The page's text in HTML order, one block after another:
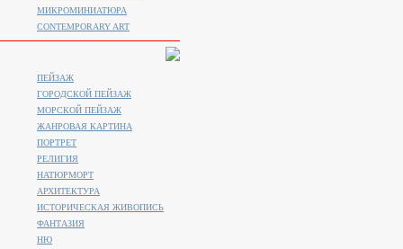
МИКРОМИНИАТЮРА
CONTEMPORARY ART
ПЕЙЗАЖ
ГОРОДСКОЙ ПЕЙЗАЖ
МОРСКОЙ ПЕЙЗАЖ
ЖАНРОВАЯ КАРТИНА
ПОРТРЕТ
РЕЛИГИЯ
НАТЮРМОРТ
АРХИТЕКТУРА
ИСТОРИЧЕСКАЯ ЖИВОПИСЬ
ФАНТАЗИЯ
НЮ